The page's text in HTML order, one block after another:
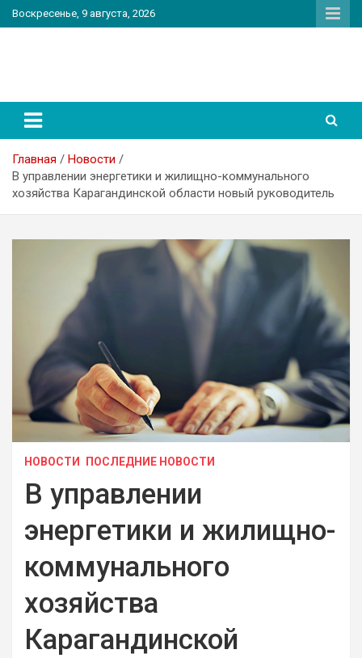
Перейти
к
Воскресенье, 9 августа, 2026
Главная
Новости
В управлении энергетики и жилищно-коммунального
хозяйства Карагандинской области новый руководитель
НОВОСТИ ПОСЛЕДНИЕ НОВОСТИ
В управлении
энергетики и жилищно-
коммунального
хозяйства
Карагандинской